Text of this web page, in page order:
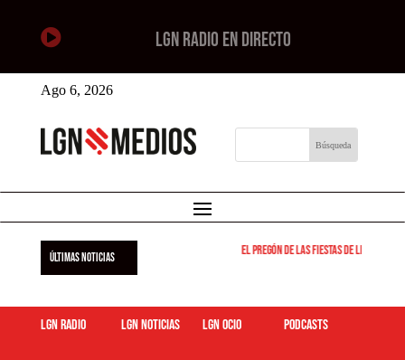
 LGN RADIO EN DIRECTO
Ago 6, 2026
ÚLTIMAS NOTICIAS El pregón de las fiestas de Leganés
LGN Radio LGN Noticias LGN ocio podcasts